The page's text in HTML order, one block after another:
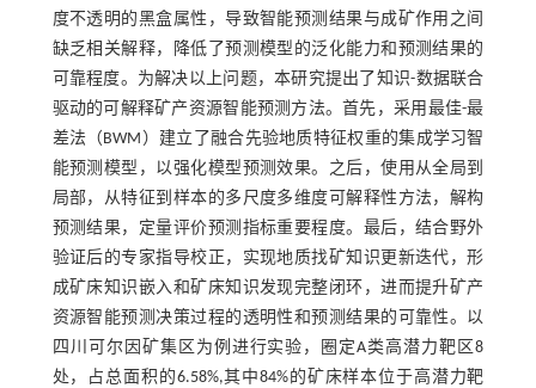
度不透明的黑盒属性，导致智能预测结果与成矿作用之间
缺乏相关解释，降低了预测模型的泛化能力和预测结果的
可靠程度。为解决以上问题，本研究提出了知识-数据联合
驱动的可解释矿产资源智能预测方法。首先，采用最佳-最
差法（BWM）建立了融合先验地质特征权重的集成学习智
能预测模型，以强化模型预测效果。之后，使用从全局到
局部，从特征到样本的多尺度多维度可解释性方法，解构
预测结果，定量评价预测指标重要程度。最后，结合野外
验证后的专家指导校正，实现地质找矿知识更新迭代，形
成矿床知识嵌入和矿床知识发现完整闭环，进而提升矿产
资源智能预测决策过程的透明性和预测结果的可靠性。以
四川可尔因矿集区为例进行实验，圈定A类高潜力靶区8
处，占总面积的6.58%,其中84%的矿床样本位于高潜力靶